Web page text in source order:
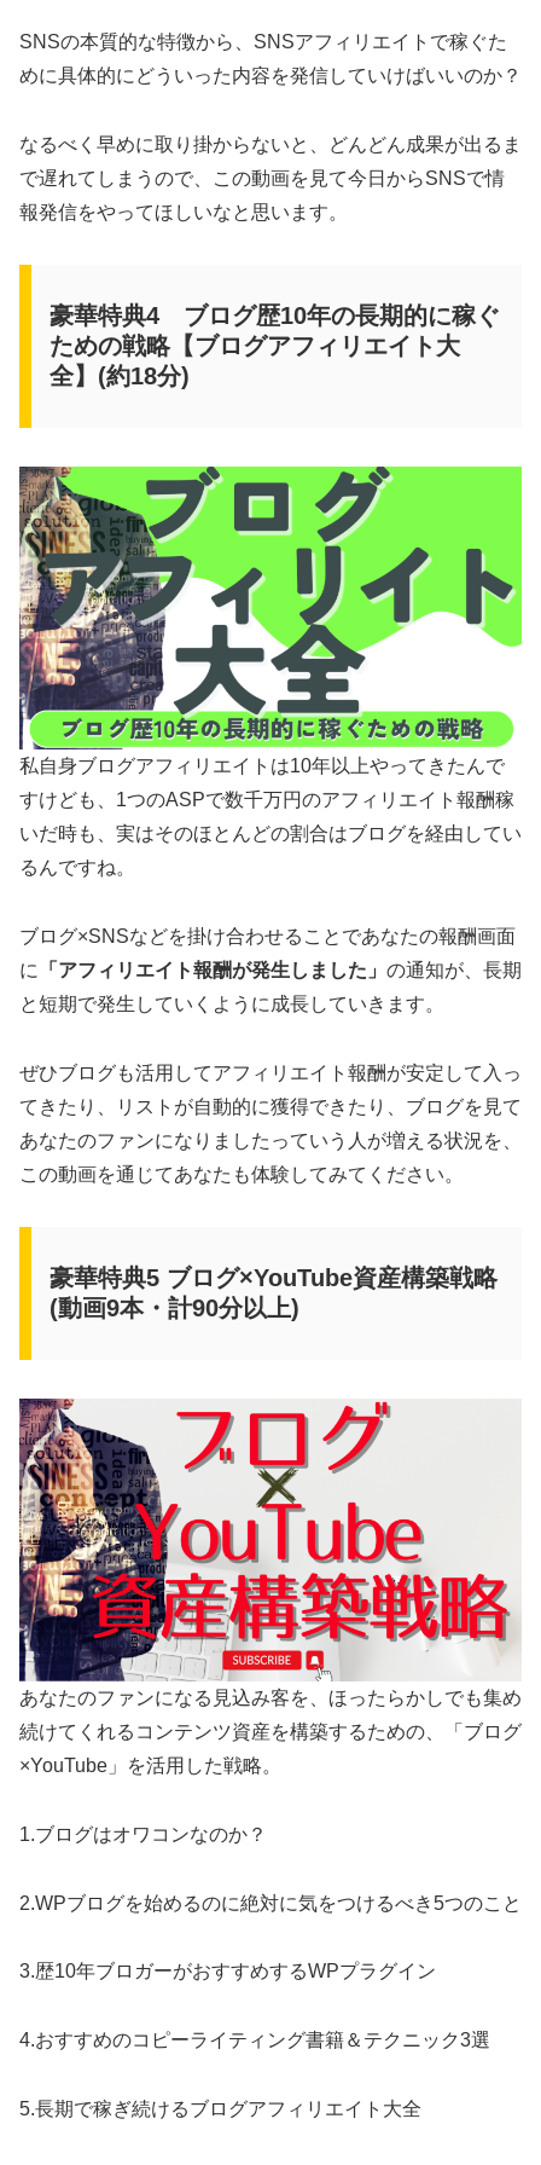
SNSの本質的な特徴から、SNSアフィリエイトで稼ぐた
めに具体的にどういった内容を発信していけばいいのか？
なるべく早めに取り掛からないと、どんどん成果が出るま
で遅れてしまうので、この動画を見て今日からSNSで情
報発信をやってほしいなと思います。
豪華特典4 ブログ歴10年の長期的に稼ぐ
ための戦略【ブログアフィリエイト大
全】(約18分)
私自身ブログアフィリエイトは10年以上やってきたんで
すけども、1つのASPで数千万円のアフィリエイト報酬稼
いだ時も、実はそのほとんどの割合はブログを経由してい
るんですね。
ブログ×SNSなどを掛け合わせることであなたの報酬画面
に
「アフィリエイト報酬が発生しました」 の通知が、長期
と短期で発生していくように成長していきます。
ぜひブログも活用してアフィリエイト報酬が安定して入っ
てきたり、リストが自動的に獲得できたり、ブログを見て
あなたのファンになりましたっていう人が増える状況を、
この動画を通じてあなたも体験してみてください。
豪華特典5 ブログ×YouTube資産構築戦略
(動画9本・計90分以上)
あなたのファンになる見込み客を、ほったらかしでも集め
続けてくれるコンテンツ資産を構築するための、「ブログ
×YouTube」を活用した戦略。
1.ブログはオワコンなのか？
2.WPブログを始めるのに絶対に気をつけるべき5つのこと
3.歴10年ブロガーがおすすめするWPプラグイン
4.おすすめのコピーライティング書籍＆テクニック3選
5.長期で稼ぎ続けるブログアフィリエイト大全